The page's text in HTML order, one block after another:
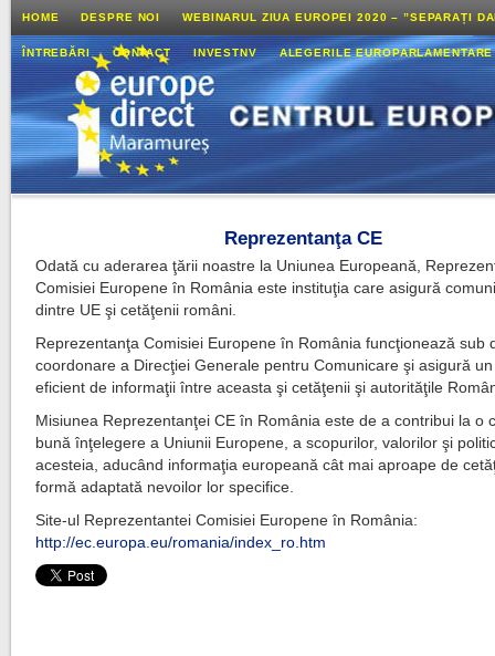
HOME DESPRE NOI WEBINARUL ZIUA EUROPEI 2020 – ”SEPARAȚI
ÎNTREBĂRI CONTACT INVESTNV ALEGERILE
Reprezentanţa CE
Odată cu aderarea ţării noastre la Uniunea Europeană,
Comisiei Europene în România este instituţia care asigură
dintre UE şi cetăţenii români.
Reprezentanţa Comisiei Europene în România funcţionează sub
coordonare a Direcţiei Generale pentru Comunicare şi asigură
eficient de informaţii între aceasta şi cetăţenii şi autorităţile
Misiunea Reprezentanţei CE în România este de a contribui la o
bună înţelegere a Uniunii Europene, a scopurilor, valorilor şi
acesteia, aducând informaţia europeană cât mai aproape de
formă adaptată nevoilor lor specifice.
Site-ul Reprezentantei Comisiei Europene în România:
http://ec.europa.eu/romania/index_ro.htm